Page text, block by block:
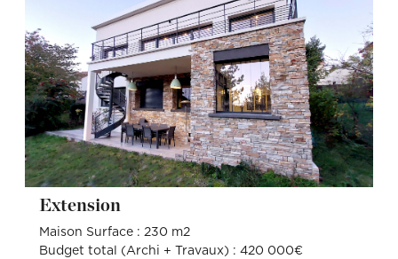
Extension
Maison Surface : 230 m2
Budget total (Archi + Travaux) : 420 000€